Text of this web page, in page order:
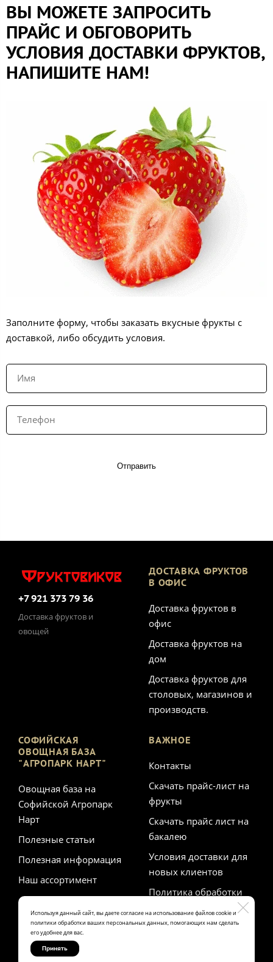
Используя данный сайт, вы даете согласие на использование файлов cookie и
политики обработки ваших персональных данных, помогающих нам сделать
его удобнее для вас.
Принять
ВЫ МОЖЕТЕ ЗАПРОСИТЬ
ПРАЙС И ОБГОВОРИТЬ
УСЛОВИЯ ДОСТАВКИ ФРУКТОВ,
НАПИШИТЕ НАМ!
Заполните форму, чтобы заказать вкусные фрукты с
доставкой, либо обсудить условия.
Отправить
+7 921 373 79 36
Доставка фруктов и
овощей
ДОСТАВКА ФРУКТОВ
В ОФИС
Доставка фруктов в
офис
Доставка фруктов на
дом
Доставка фруктов для
столовых, магазинов и
производств.
СОФИЙСКАЯ
ОВОЩНАЯ БАЗА
"АГРОПАРК НАРТ"
Овощная база на
Софийской Агропарк
Нарт
Полезные статьи
Полезная информация
Наш ассортимент
ВАЖНОЕ
Контакты
Скачать прайс-лист на
фрукты
Скачать прайс лист на
бакалею
Условия доставки для
новых клиентов
Политика обработки
персональных данных